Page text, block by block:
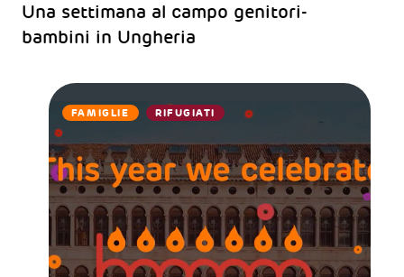
Una settimana al campo genitori-
bambini in Ungheria
FAMIGLIE RIFUGIATI